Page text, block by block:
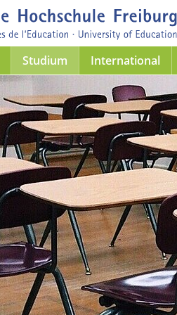
Studium International